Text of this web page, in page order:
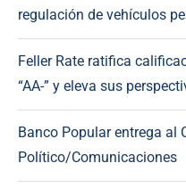
regulación de vehículos
Feller Rate ratifica
“AA-” y eleva sus
Banco Popular entrega al
Político/Comunicaciones